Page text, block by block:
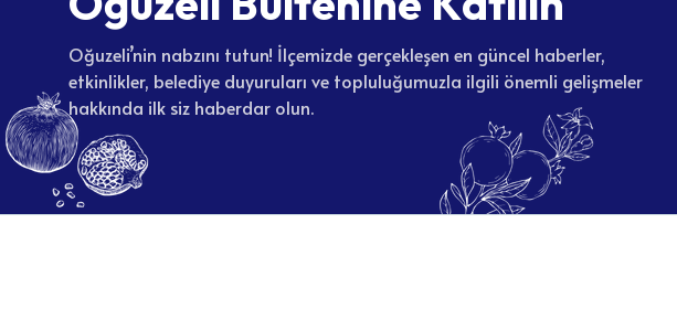
Oğuzeli’nin nabzını tutun! İlçemizde gerçekleşen en güncel haberler,
etkinlikler, belediye duyuruları ve topluluğumuzla ilgili önemli gelişmeler
hakkında ilk siz haberdar olun.